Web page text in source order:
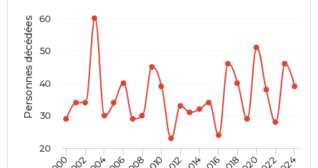
Personnes décédées
20
30
40
50
60